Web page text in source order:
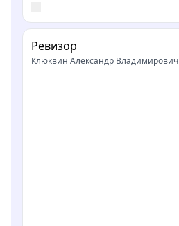
Ревизор
Клюквин Александр Владимирович